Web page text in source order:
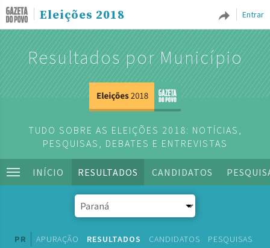
Entrar
Eleições 2018
Resultados por Município
TUDO SOBRE AS ELEIÇÕES 2018: NOTÍCIAS,
PESQUISAS, DEBATES E ENTREVISTAS
INÍCIO RESULTADOS CANDIDATOS
PR APURAÇÃO RESULTADOS CANDIDATOS PESQUISAS